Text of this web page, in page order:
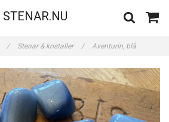
STENAR.NU
/ Stenar & kristaller / Aventurin, blå